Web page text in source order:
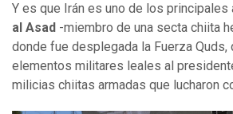
Y es que Irán es uno de los principales
al Asad -miembro de una secta chiita
donde fue desplegada la Fuerza Quds,
elementos militares leales al
milicias chiitas armadas que lucharon